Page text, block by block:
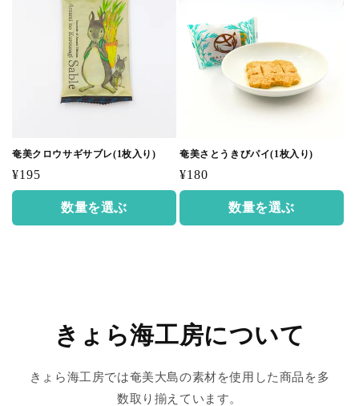
奄美クロウサギサブレ(1枚入り)
通
常
格
¥195
数量を選ぶ
奄美さとうきびパイ(1枚入り)
通
常
格
¥180
数量を選ぶ
きょら海工房について
きょら海工房では奄美大島の素材を使用した商品を多
数取り揃えています。